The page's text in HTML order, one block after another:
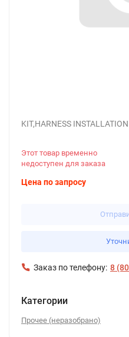
KIT,HARNESS INSTALLATION
Этот товар временно
недоступен для заказа
Цена по запросу
Заказ по телефону: 8
Категории
Прочее (неразобрано)